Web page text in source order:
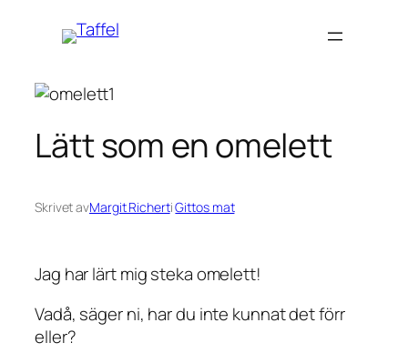
Lätt som en omelett
Skrivet avMargit RichertiGittos mat
Jag har lärt mig steka omelett!
Vadå, säger ni, har du inte kunnat det förr
eller?